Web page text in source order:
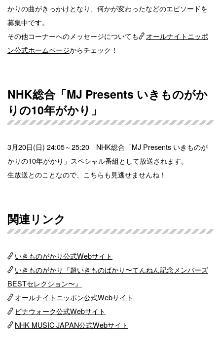
かりの曲がきっかけとなり、何かが変わったなどのエピソードを
募集中です。
その他コーナーへのメッセージについても
オールナイトニッポ
ン公式ホームページからチェック！
NHK総合「MJ Presents いきものがか
りの10年がかり」
3月20日(日) 24:05～25:20 NHK総合「MJ Presents いきものが
かりの10年がかり」スペシャル番組として放送されます。
生放送とのことなので、こちらも見逃せませんね！
関連リンク
いきものがかり公式Webサイト
いきものがかり『超いきものばかり〜てんねん記念メンバーズ
BESTセレクション〜』
オールナイトニッポン公式Webサイト
ビナウォーク公式Webサイト
NHK MUSIC JAPAN公式Webサイト